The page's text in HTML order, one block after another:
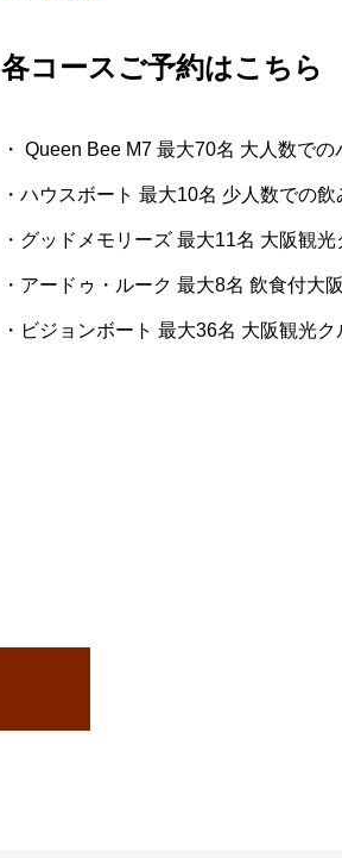
各コースご予約はこちら
・ Queen Bee M7 最大70名 大人数で
・ハウスボート 最大10名 少人数での
・グッドメモリーズ 最大11名 大阪観
・アードゥ・ルーク 最大8名 飲食付大
・ビジョンボート 最大36名 大阪観光